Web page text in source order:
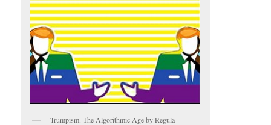
Trumpism. The Algorithmic Age by Regula